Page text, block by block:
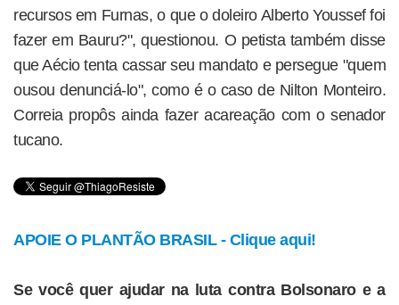
recursos em Furnas, o que o doleiro Alberto Youssef foi
fazer em Bauru?", questionou. O petista também disse
que Aécio tenta cassar seu mandato e persegue "quem
ousou denunciá-lo", como é o caso de Nilton Monteiro.
Correia propôs ainda fazer acareação com o senador
tucano.
APOIE O PLANTÃO BRASIL - Clique aqui!
Se você quer ajudar na luta contra Bolsonaro e a